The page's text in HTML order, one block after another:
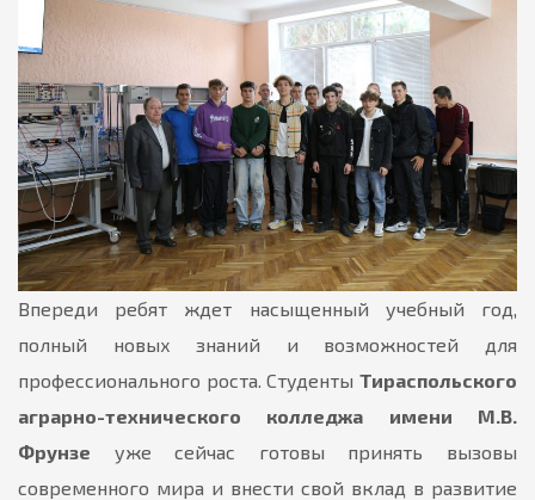
Впереди ребят ждет насыщенный учебный год,
полный новых знаний и возможностей для
профессионального роста. Студенты Тираспольского
аграрно-технического колледжа имени М.В.
Фрунзе уже сейчас готовы принять вызовы
современного мира и внести свой вклад в развитие